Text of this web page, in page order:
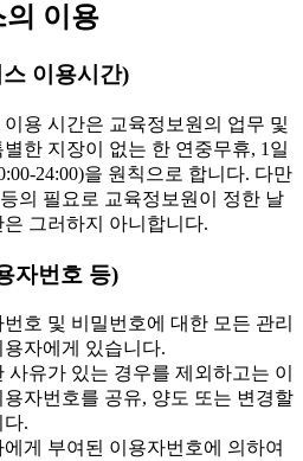
의 이용
이용시간)
용 시간은 교육정보원의 업무 및
한 지장이 없는 한 연중무휴, 1일
24:00)을 원칙으로 합니다. 다만
의 필요로 교육정보원이 정한 날
은 그러하지 아니합니다.
자번호 등)
호 및 비밀번호에 대한 모든 관리
용자에게 있습니다.
유가 있는 경우를 제외하고는 이
용자번호를 공유, 양도 또는 변경할
다.
게 부여된 이용자번호에 의하여